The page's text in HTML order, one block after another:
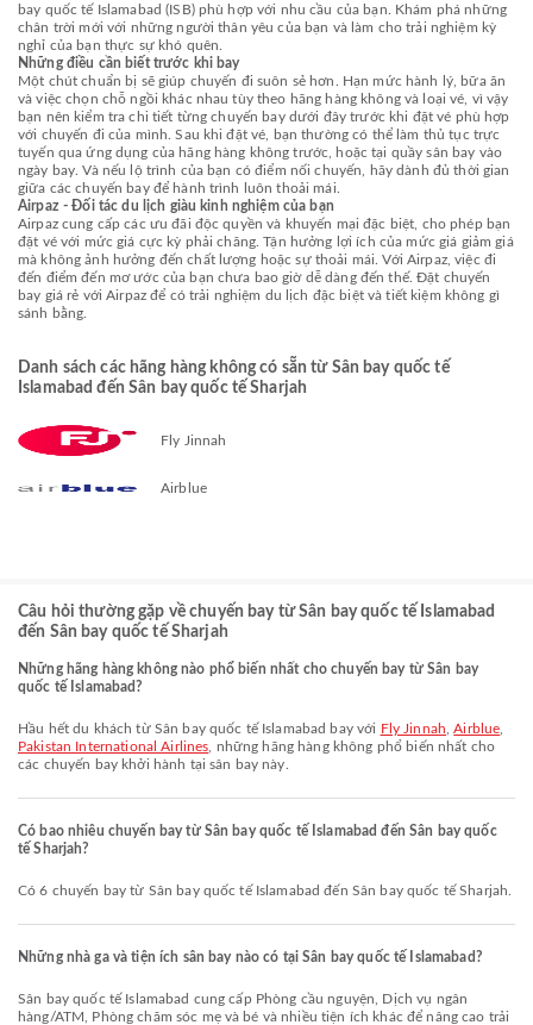
bay quốc tế Islamabad (ISB) phù hợp với nhu cầu của bạn. Khám phá những
chân trời mới với những người thân yêu của bạn và làm cho trải nghiệm kỳ
nghỉ của bạn thực sự khó quên.
Những điều cần biết trước khi bay
Một chút chuẩn bị sẽ giúp chuyến đi suôn sẻ hơn. Hạn mức hành lý, bữa ăn
và việc chọn chỗ ngồi khác nhau tùy theo hãng hàng không và loại vé, vì vậy
bạn nên kiểm tra chi tiết từng chuyến bay dưới đây trước khi đặt vé phù hợp
với chuyến đi của mình. Sau khi đặt vé, bạn thường có thể làm thủ tục trực
tuyến qua ứng dụng của hãng hàng không trước, hoặc tại quầy sân bay vào
ngày bay. Và nếu lộ trình của bạn có điểm nối chuyến, hãy dành đủ thời gian
giữa các chuyến bay để hành trình luôn thoải mái.
Airpaz - Đối tác du lịch giàu kinh nghiệm của bạn
Airpaz cung cấp các ưu đãi độc quyền và khuyến mại đặc biệt, cho phép bạn
đặt vé với mức giá cực kỳ phải chăng. Tận hưởng lợi ích của mức giá giảm giá
mà không ảnh hưởng đến chất lượng hoặc sự thoải mái. Với Airpaz, việc đi
đến điểm đến mơ ước của bạn chưa bao giờ dễ dàng đến thế. Đặt chuyến
bay giá rẻ với Airpaz để có trải nghiệm du lịch đặc biệt và tiết kiệm không gì
sánh bằng.
Danh sách các hãng hàng không có sẵn từ Sân bay quốc tế
Islamabad đến Sân bay quốc tế Sharjah
Fly Jinnah
Airblue
Câu hỏi thường gặp về chuyến bay từ Sân bay quốc tế Islamabad
đến Sân bay quốc tế Sharjah
Những hãng hàng không nào phổ biến nhất cho chuyến bay từ Sân bay
quốc tế Islamabad?
Hầu hết du khách từ Sân bay quốc tế Islamabad bay với Fly Jinnah ,Airblue
Pakistan International Airlines , những hãng hàng không phổ biến nhất cho
các chuyến bay khởi hành tại sân bay này.
Có bao nhiêu chuyến bay từ Sân bay quốc tế Islamabad đến Sân bay quốc
tế Sharjah?
Có 6 chuyến bay từ Sân bay quốc tế Islamabad đến Sân bay quốc tế Sharjah.
Những nhà ga và tiện ích sân bay nào có tại Sân bay quốc tế Islamabad?
Sân bay quốc tế Islamabad cung cấp Phòng cầu nguyện, Dịch vụ ngân
hàng/ATM, Phòng chăm sóc mẹ và bé và nhiều tiện ích khác để nâng cao trải